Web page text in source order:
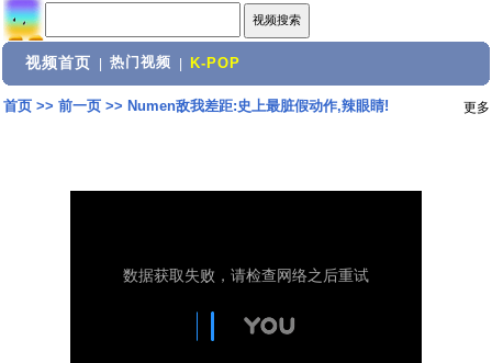
视频首页 热门视频 K-POP
首页>> 前一页>> Numen敌我差距:史上最脏假动作,辣眼睛! 更多